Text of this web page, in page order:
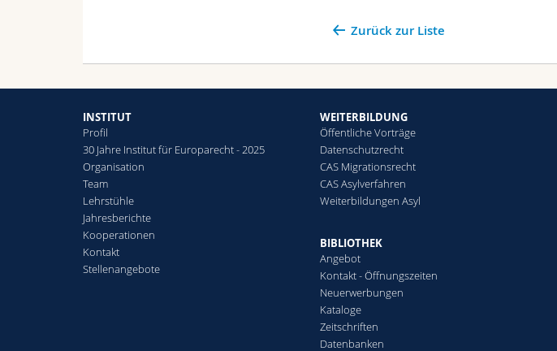
Zurück zur Liste
INSTITUT
Profil
30 Jahre Institut für Europarecht - 2025
Organisation
Team
Lehrstühle
Jahresberichte
Kooperationen
Kontakt
Stellenangebote
WEITERBILDUNG
Öffentliche Vorträge
Datenschutzrecht
CAS Migrationsrecht
CAS Asylverfahren
Weiterbildungen Asyl
BIBLIOTHEK
Angebot
Kontakt - Öffnungszeiten
Neuerwerbungen
Kataloge
Zeitschriften
Datenbanken